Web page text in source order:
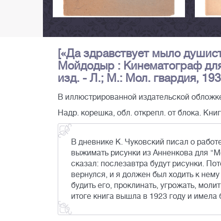
[«Да здравствует мыло
Мойдодыр : Кинематограф
изд. - Л.; М.: Мол. гвардия,
В иллюстрированной издательской
Надр. корешка, обл. открепл. от блока.
В дневнике К. Чуковский писал о
выжимать рисунки из Анненкова для
сказал: послезавтра будут рисунки.
вернулся, и я должен был ходить к
будить его, проклинать, угрожать,
итоге книга вышла в 1923 году и